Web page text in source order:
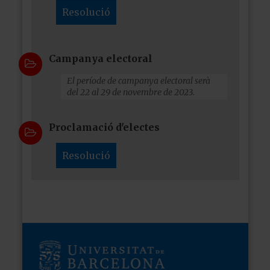
Resolució
Campanya electoral
El període de campanya electoral serà
del 22 al 29 de novembre de 2023.
Proclamació d'electes
Resolució